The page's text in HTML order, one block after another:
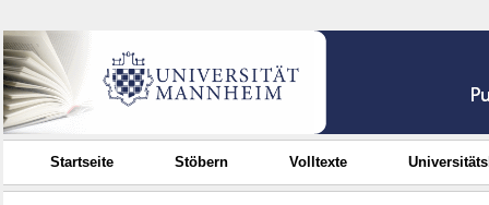
Startseite Stöbern Volltexte